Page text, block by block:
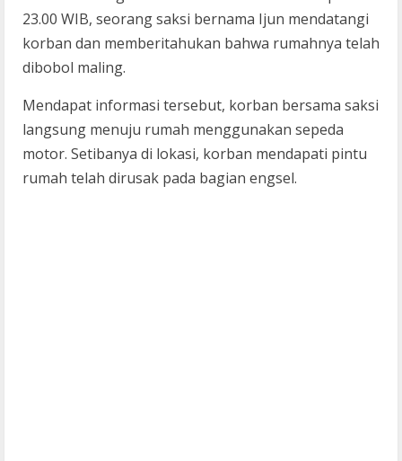
23.00 WIB, seorang saksi bernama Ijun mendatangi
korban dan memberitahukan bahwa rumahnya telah
dibobol maling.
Mendapat informasi tersebut, korban bersama saksi
langsung menuju rumah menggunakan sepeda
motor. Setibanya di lokasi, korban mendapati pintu
rumah telah dirusak pada bagian engsel.